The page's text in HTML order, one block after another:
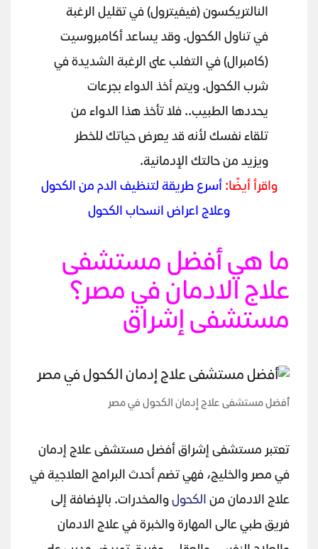
النالتريكسون (فيفيترول) في تقليل الرغبة
في تناول الكحول. وقد يساعد أكامبروسيت
(كامبرال) في التغلب على الرغبة الشديدة في
شرب الكحول. ويتم أخذ الدواء بجرعات
يحددها الطبيب.. فلا تأخذ هذا الدواء من
تلقاء نفسك لأنه قد يعرض حياتك للخطر
ويزيد من حالتك الإدمانية.
واقرأ أيضًا: أسرع طريقة لتنظيف الدم من الكحول
وعلاج اعراض انسحاب الكحول
ما هي أفضل مستشفى
علاج الادمان في مصر؟
مستشفى إشراق
أفضل مستشفى علاج إدمان الكحول في مصر
تعتبر مستشفى إشراق أفضل مستشفى علاج إدمان
في مصر والخليج، فهي تضم أحدث البرامج العلاجية في
علاج الادمان من الكحولوالمخدرات. بالإضافة إلى
فريق طبي عالى المهارة والخبرة في علاج الادمان